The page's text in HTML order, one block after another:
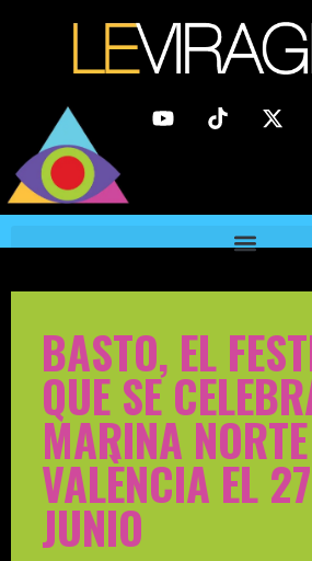
BASTO, EL
QUE SE
MARINA
VALÈNCIA EL
JUNIO